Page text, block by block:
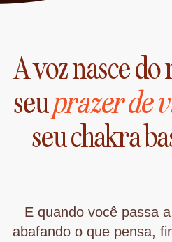
A voz nasce
seuprazer de
seu chakra
E quando você passa
abafando o que pensa,